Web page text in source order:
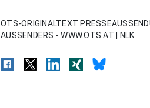
OTS-ORIGINALTEXT
AUSSENDERS - WWW.OTS.AT | NLK